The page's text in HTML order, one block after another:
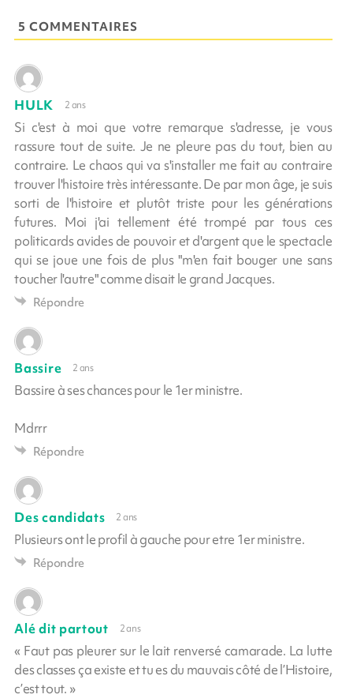
5 COMMENTAIRES
HULK 2 ans
Si c'est à moi que votre remarque s'adresse, je vous
rassure tout de suite. Je ne pleure pas du tout, bien au
contraire. Le chaos qui va s'installer me fait au contraire
trouver l'histoire très intéressante. De par mon âge, je suis
sorti de l'histoire et plutôt triste pour les générations
futures. Moi j'ai tellement été trompé par tous ces
politicards avides de pouvoir et d'argent que le spectacle
qui se joue une fois de plus "m'en fait bouger une sans
toucher l'autre" comme disait le grand Jacques.
Répondre
Bassire 2 ans
Bassire à ses chances pour le 1er ministre.
Mdrrr
Répondre
Des candidats 2 ans
Plusieurs ont le profil à gauche pour etre 1er ministre.
Répondre
Alé dit partout 2 ans
« Faut pas pleurer sur le lait renversé camarade. La lutte
des classes ça existe et tu es du mauvais côté de l’Histoire,
c’est tout. »